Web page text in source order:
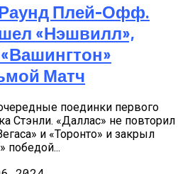
Плей-Офф.
«Нэшвилл»,
Матч
поединки первого
Стэнли. «Даллас» не повторил
и «Торонто» и закрыл
победой...